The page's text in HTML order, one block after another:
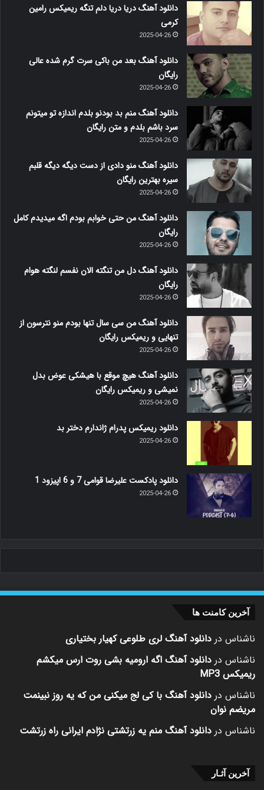
دانلود آهنگ دریا دریا دلم تنگه ریمیکس رامین
کرمی
2025-04-26
دانلود آهنگ بعد من باکی سرت گرم شده عالی
رایگان
2025-04-26
دانلود آهنگ منم بد بودنو بلدم اندازه تو میتونم
سرد باشم بلدم و متن رایگان
2025-04-26
دانلود آهنگ منو دادی از دست دیگه دیگه قلبم
سیره بهترین رایگان
2025-04-26
دانلود آهنگ من حتی خوابم بودم اگه میدیدم کامل
رایگان
2025-04-26
دانلود آهنگ دل من تنگته الان نفسم لنگته هوام
رایگان
2025-04-26
دانلود آهنگ من سی سال تنها بودم منو نترسون از
تنهایی و ریمیکس رایگان
2025-04-26
دانلود آهنگ هیچ موقع با هیشکی عوض بدل
نمیشی و ریمیکس رایگان
2025-04-26
دانلود ریمیکس پدرام ژاندارم دختر بد
2025-04-26
دانلود پادکست علیرضا قوامی 7 و 6 اپیزود 1
2025-04-26
آخرین کامنت ها
ناشناس در دانلود آهنگ لری طلوعی کهیار بختیاری
ناشناس در دانلود آهنگ اگه ارومیه بشی روت ارس میکشم
ریمیکس MP3
ناشناس در دانلود آهنگ با کی لج میکنی من که یه روز نبینمت
مریضم نوان
ناشناس در دانلود آهنگ منم یه زرتشتی نژادم ایرانی راه زرتشت
آخرین آثـار